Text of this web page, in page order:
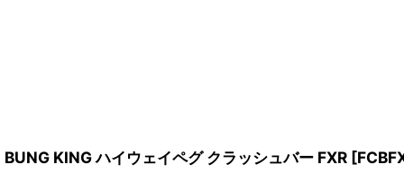
BUNG KING ハイウェイペグ クラッシュバー FXR [